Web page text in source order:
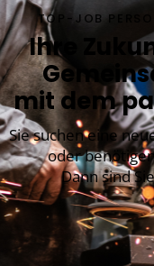
TOP-JOB
Ihre
mit dem
Sie suchen eine
oder
Dann sind